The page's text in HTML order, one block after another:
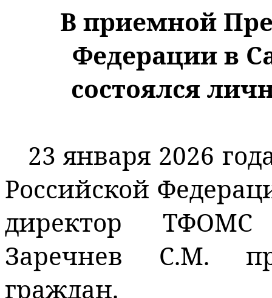
В приемной
Федерации в
состоялся
23 января 2026
Российской
директор ТФОМС
Заречнев С.М.
граждан.